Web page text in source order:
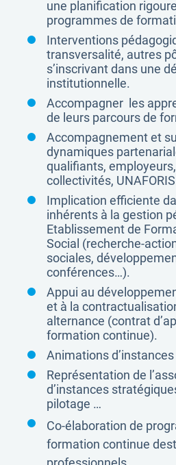
une planification
programmes de
Interventions
transversalité, autres
s’inscrivant dans une
institutionnelle.
Accompagner les
de leurs parcours de
Accompagnement et
dynamiques
qualifiants,
collectivités,
Implication efficiente
inhérents à la gestion
Etablissement de
Social (recherche-
sociales,
conférences…).
Appui au
et à la
alternance (contrat
formation continue).
Animations
Représentation de
d’instances
pilotage …
Co-élaboration de
formation continue